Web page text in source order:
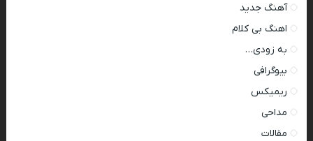
آهنگ جدید
اهنگ بی کلام
به زودی…
بیوگرافی
ریمیکس
مداحی
مقالات